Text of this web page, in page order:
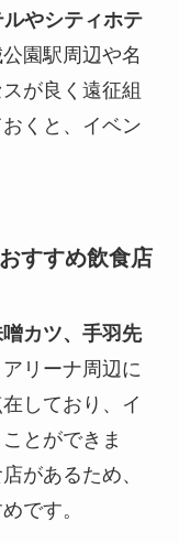
やシティホテ
園駅周辺や名
が良く遠征組
くと、イベン
すすめ飲食店
カツ、手羽先
リーナ周辺に
しており、イ
とができま
があるため、
です。